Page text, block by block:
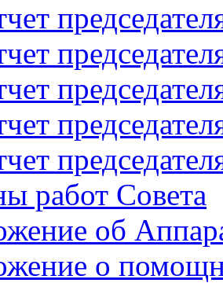
работ Совета
об
о